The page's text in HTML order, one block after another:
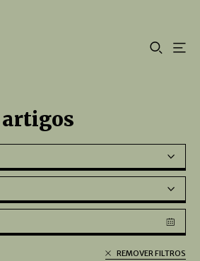
REMOVER FILTROS